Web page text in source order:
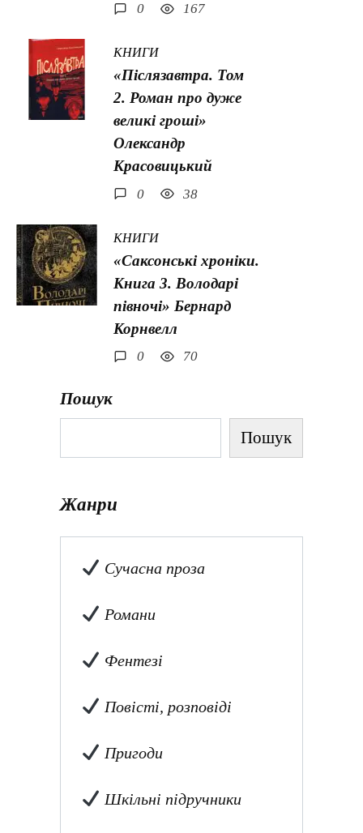
0 167
КНИГИ
«Післязавтра. Том
2. Роман про дуже
великі гроші»
Олександр
Красовицький
0 38
КНИГИ
«Саксонські хроніки.
Книга 3. Володарі
півночі» Бернард
Корнвелл
0 70
Пошук
Пошук
Жанри
Сучасна проза
Романи
Фентезі
Повісті, розповіді
Пригоди
Шкільні підручники